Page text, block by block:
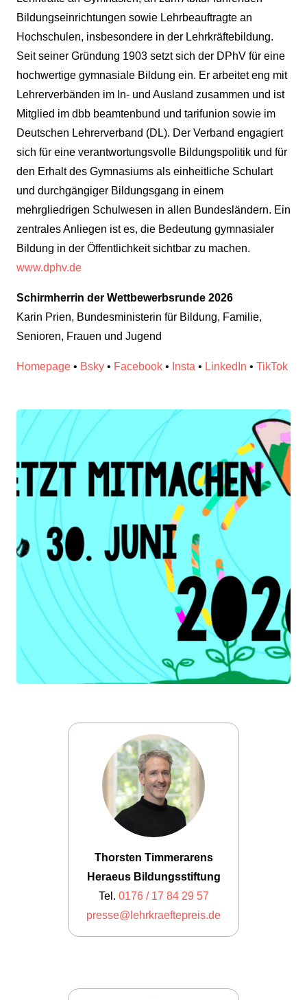
Bildungseinrichtungen sowie Lehrbeauftragte an
Hochschulen, insbesondere in der Lehrkräftebildung.
Seit seiner Gründung 1903 setzt sich der DPhV für eine
hochwertige gymnasiale Bildung ein. Er arbeitet eng mit
Lehrerverbänden im In- und Ausland zusammen und ist
Mitglied im dbb beamtenbund und tarifunion sowie im
Deutschen Lehrerverband (DL). Der Verband engagiert
sich für eine verantwortungsvolle Bildungspolitik und für
den Erhalt des Gymnasiums als einheitliche Schulart
und durchgängiger Bildungsgang in einem
mehrgliedrigen Schulwesen in allen Bundesländern. Ein
zentrales Anliegen ist es, die Bedeutung gymnasialer
Bildung in der Öffentlichkeit sichtbar zu machen.
www.dphv.de
Schirmherrin der Wettbewerbsrunde 2026
Karin Prien, Bundesministerin für Bildung, Familie,
Senioren, Frauen und Jugend
Homepage • Bsky • Facebook • Insta • LinkedIn • TikTok
Thorsten Timmerarens
Heraeus Bildungsstiftung
Tel. 0176 / 17 84 29 57
presse@lehrkraeftepreis.de